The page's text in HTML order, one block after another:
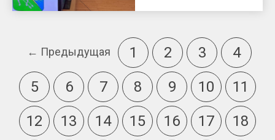
← Предыдущая 1 2 3
4
5
6 7 8 9 10
11
12
13 14 15 16 17
18